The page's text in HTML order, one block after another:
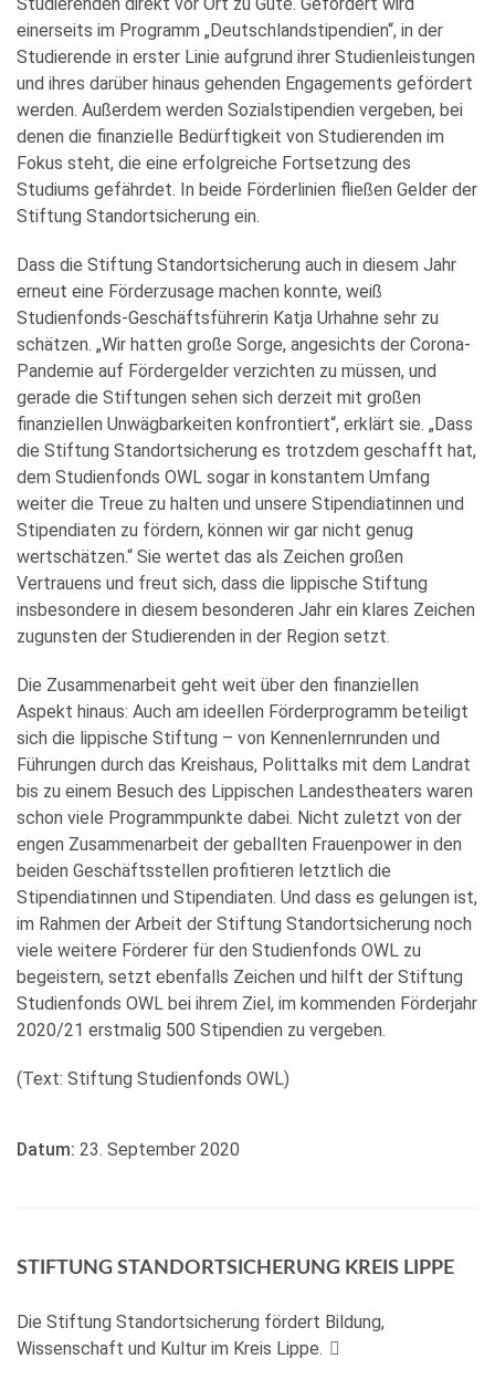
Datum: 23. September 2020
STIFTUNG STANDORTSICHERUNG KREIS LIPPE
Die Stiftung Standortsicherung fördert Bildung,
Wissenschaft und Kultur im Kreis Lippe.
einerseits im Programm „Deutschlandstipendien“, in der
Studierende in erster Linie aufgrund ihrer Studienleistungen
und ihres darüber hinaus gehenden Engagements gefördert
werden. Außerdem werden Sozialstipendien vergeben, bei
denen die finanzielle Bedürftigkeit von Studierenden im
Fokus steht, die eine erfolgreiche Fortsetzung des
Studiums gefährdet. In beide Förderlinien fließen Gelder der
Stiftung Standortsicherung ein.
Dass die Stiftung Standortsicherung auch in diesem Jahr
erneut eine Förderzusage machen konnte, weiß
Studienfonds-Geschäftsführerin Katja Urhahne sehr zu
schätzen. „Wir hatten große Sorge, angesichts der Corona-
Pandemie auf Fördergelder verzichten zu müssen, und
gerade die Stiftungen sehen sich derzeit mit großen
finanziellen Unwägbarkeiten konfrontiert“, erklärt sie. „Dass
die Stiftung Standortsicherung es trotzdem geschafft hat,
dem Studienfonds OWL sogar in konstantem Umfang
weiter die Treue zu halten und unsere Stipendiatinnen und
Stipendiaten zu fördern, können wir gar nicht genug
wertschätzen.“ Sie wertet das als Zeichen großen
Vertrauens und freut sich, dass die lippische Stiftung
insbesondere in diesem besonderen Jahr ein klares Zeichen
zugunsten der Studierenden in der Region setzt.
Die Zusammenarbeit geht weit über den finanziellen
Aspekt hinaus: Auch am ideellen Förderprogramm beteiligt
sich die lippische Stiftung – von Kennenlernrunden und
Führungen durch das Kreishaus, Polittalks mit dem Landrat
bis zu einem Besuch des Lippischen Landestheaters waren
schon viele Programmpunkte dabei. Nicht zuletzt von der
engen Zusammenarbeit der geballten Frauenpower in den
beiden Geschäftsstellen profitieren letztlich die
Stipendiatinnen und Stipendiaten. Und dass es gelungen ist,
im Rahmen der Arbeit der Stiftung Standortsicherung noch
viele weitere Förderer für den Studienfonds OWL zu
begeistern, setzt ebenfalls Zeichen und hilft der Stiftung
Studienfonds OWL bei ihrem Ziel, im kommenden Förderjahr
2020/21 erstmalig 500 Stipendien zu vergeben.
(Text: Stiftung Studienfonds OWL)